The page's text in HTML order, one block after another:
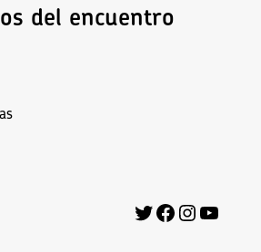
del encuentro
Twitter
Facebook